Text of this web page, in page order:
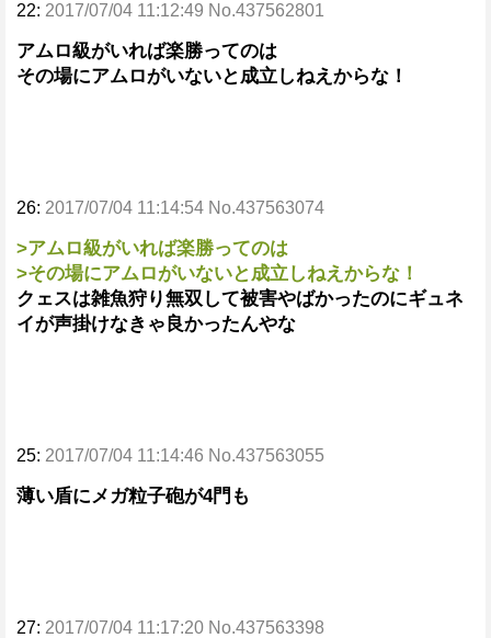
22: 2017/07/04 11:12:49 No.437562801
アムロ級がいれば楽勝ってのは
その場にアムロがいないと成立しねえからな！
26: 2017/07/04 11:14:54 No.437563074
>アムロ級がいれば楽勝ってのは
>その場にアムロがいないと成立しねえからな！
クェスは雑魚狩り無双して被害やばかったのにギュネ
イが声掛けなきゃ良かったんやな
25: 2017/07/04 11:14:46 No.437563055
薄い盾にメガ粒子砲が4門も
27: 2017/07/04 11:17:20 No.437563398